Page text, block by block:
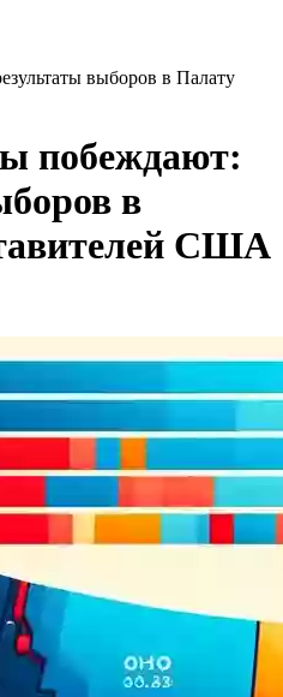
выборов в Палату
побеждают:
в
США